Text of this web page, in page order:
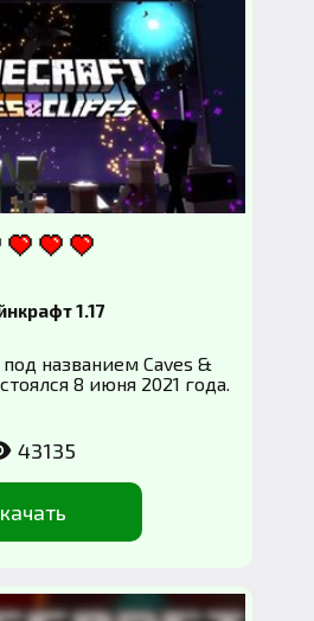
1.17
названием Caves &
8 июня 2021 года.
43135